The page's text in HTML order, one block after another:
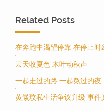
Related Posts
在奔跑中渴望停靠 在停止时
云天收夏色 木叶动秋声
一起走过的路 一起熬过的夜
黄晸玟私生活争议升级 事件